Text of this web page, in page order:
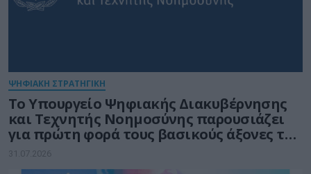
ΨΗΦΙΑΚΗ ΣΤΡΑΤΗΓΙΚΗ
Το Υπουργείο Ψηφιακής Διακυβέρνησης
και Τεχνητής Νοημοσύνης παρουσιάζει
για πρώτη φορά τους βασικούς άξονες του
νέου Εθνικού Διαστημικού Προγράμματος
31.07.2026